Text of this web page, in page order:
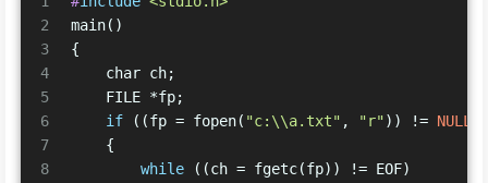
2
3
4
5
6
7
8
main()
{
char ch;
    FILE *fp;
if ((fp = fopen( "c:\\a.txt" , "r")) != NULL
    {
while ((ch = fgetc(fp)) != EOF)